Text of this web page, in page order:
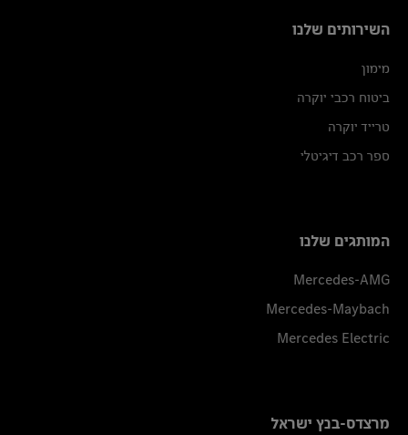
השירותים שלנו
מימון
ביטוח רכבי יוקרה
טרייד יוקרה
ספר רכב דיגיטלי
המותגים שלנו
Mercedes-AMG
Mercedes-Maybach
Mercedes Electric
מרצדס-בנץ ישראל